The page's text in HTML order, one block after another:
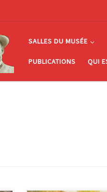
SALLES DU MUSÉE
PUBLICATIONS QUI